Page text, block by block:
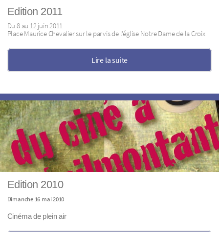
Edition 2011
Du 8 au 12 juin 2011
Place Maurice Chevalier sur le parvis de l’église Notre Dame de la Croix
Lire la suite
Edition 2010
Dimanche 16 mai 2010
Cinéma de plein air